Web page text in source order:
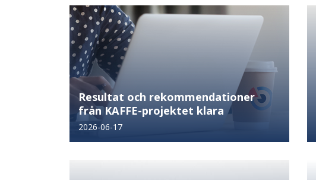
Resultat och rekommendationer
från KAFFE-projektet klara
2026-06-17